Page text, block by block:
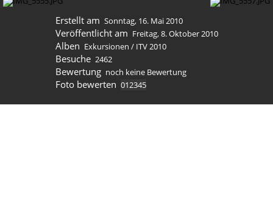
Erstellt am Sonntag, 16. Mai 2010
Veröffentlicht am Freitag, 8. Oktober 2010
Alben Exkursionen / ITV 2010
Besuche 2462
Bewertung noch keine Bewertung
Foto bewerten